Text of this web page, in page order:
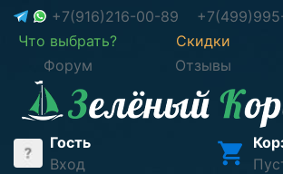
+7(916)216-00-89
Что выбрать?
Скидки
Форум
Отзывы
Гость
Вход